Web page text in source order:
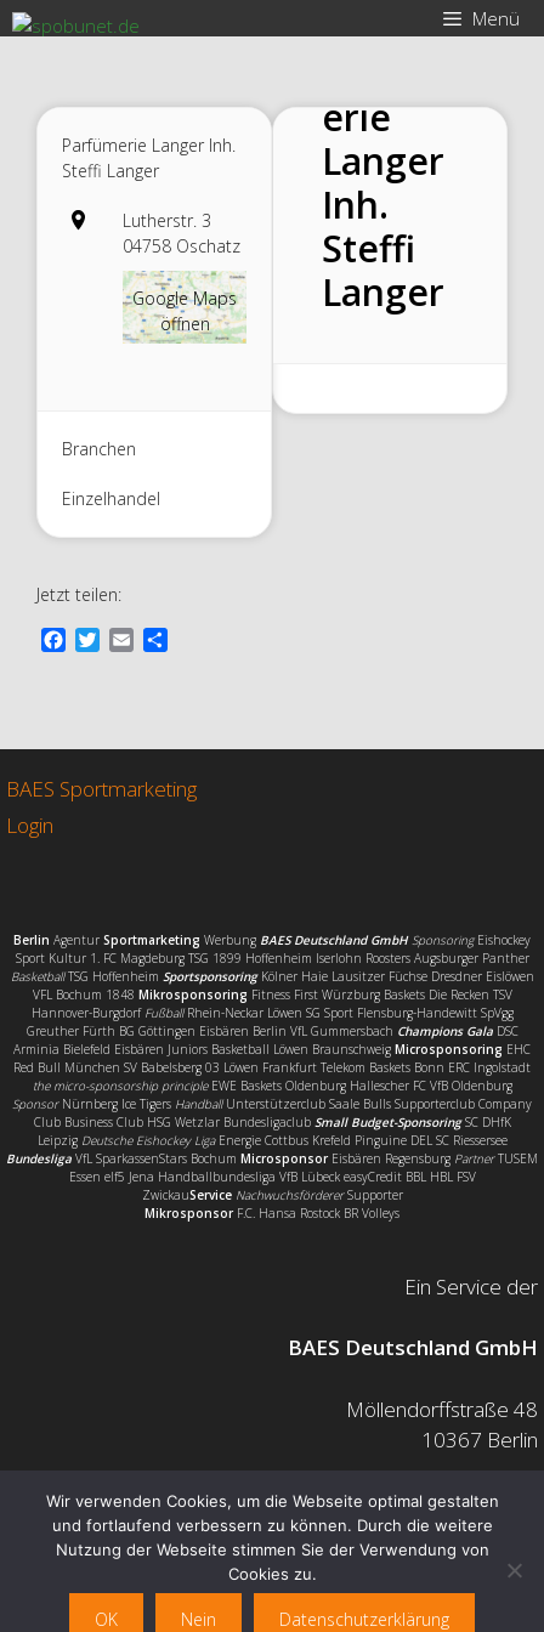
Zum
Inhalt
Menü
Parfümerie Langer Inh.
Steffi Langer
Lutherstr. 3
04758 Oschatz
Google Maps
öffnen
Branchen
Einzelhandel
erie
Langer
Inh.
Steffi
Langer
Jetzt teilen:
o
k
r
BAES Sportmarketing
Login
Berlin Agentur Sportmarketing Werbung BAES Deutschland GmbH SponsoringEishockey
Sport Kultur 1. FC Magdeburg TSG 1899 Hoffenheim Iserlohn Roosters Augsburger Panther
BasketballTSG Hoffenheim SportsponsoringKölner Haie Lausitzer Füchse Dresdner Eislöwen
VFL Bochum 1848 Mikrosponsoring Fitness First Würzburg Baskets Die Recken TSV
Hannover-Burgdorf FußballRhein-Neckar Löwen SG Sport Flensburg-Handewitt SpVgg
Greuther Fürth BG Göttingen Eisbären Berlin VfL Gummersbach Champions GalaDSC
Arminia Bielefeld Eisbären Juniors Basketball Löwen Braunschweig Microsponsoring EHC
Red Bull München SV Babelsberg 03 Löwen Frankfurt Telekom Baskets Bonn ERC Ingolstadt
the micro-sponsorship principleEWE Baskets Oldenburg Hallescher FC VfB Oldenburg
SponsorNürnberg Ice Tigers HandballUnterstützerclub Saale Bulls Supporterclub Company
Club Business Club HSG Wetzlar Bundesligaclub Small Budget-SponsoringSC DHfK
Leipzig Deutsche Eishockey LigaEnergie Cottbus Krefeld Pinguine DEL SC Riessersee
Bundesliga VfL SparkassenStars Bochum MicrosponsorEisbären Regensburg PartnerTUSEM
Essen elf5 Jena Handballbundesliga VfB Lübeck easyCredit BBL HBL FSV
ZwickauService NachwuchsfördererSupporter
MikrosponsorF.C. Hansa Rostock BR Volleys
Ein Service der
BAES Deutschland GmbH
Möllendorffstraße 48
10367 Berlin
Mail: info@baes.de
Telefon: 030 200 7378 0
Fax: 0800 880 1139 55
© baes.de 2026
Wir verwenden Cookies, um die Webseite optimal gestalten
und fortlaufend verbessern zu können. Durch die weitere
Nutzung der Webseite stimmen Sie der Verwendung von
Cookies zu.
OK Nein Datenschutzerklärung